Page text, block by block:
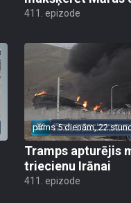
411. epizode
pirms 5 dienām, 22
Tramps apturējis
triecienu Irānai
411. epizode